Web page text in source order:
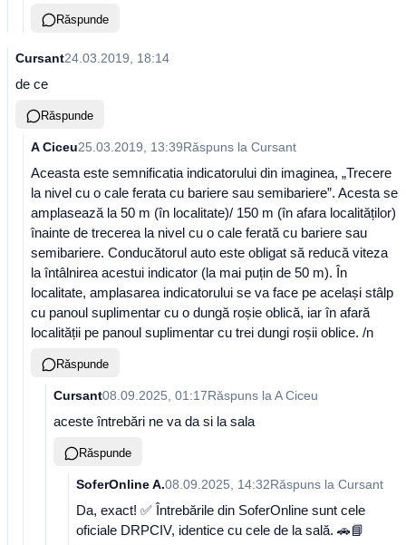
Răspunde
Cursant24.03.2019, 18:14
de ce
Răspunde
A Ciceu25.03.2019, 13:39Răspuns la Cursant
Aceasta este semnificatia indicatorului din imaginea, „Trecere
la nivel cu o cale ferata cu bariere sau semibariere”. Acesta se
amplasează la 50 m (în localitate)/ 150 m (în afara localităților)
înainte de trecerea la nivel cu o cale ferată cu bariere sau
semibariere. Conducătorul auto este obligat să reducă viteza
la întâlnirea acestui indicator (la mai puțin de 50 m). În
localitate, amplasarea indicatorului se va face pe același stâlp
cu panoul suplimentar cu o dungă roșie oblică, iar în afară
localității pe panoul suplimentar cu trei dungi roșii oblice. /n
Răspunde
Cursant08.09.2025, 01:17Răspuns la A Ciceu
aceste întrebări ne va da si la sala
Răspunde
SoferOnline A.08.09.2025, 14:32Răspuns la Cursant
Da, exact! ✅ Întrebările din SoferOnline sunt cele
oficiale DRPCIV, identice cu cele de la sală. 🚗📘